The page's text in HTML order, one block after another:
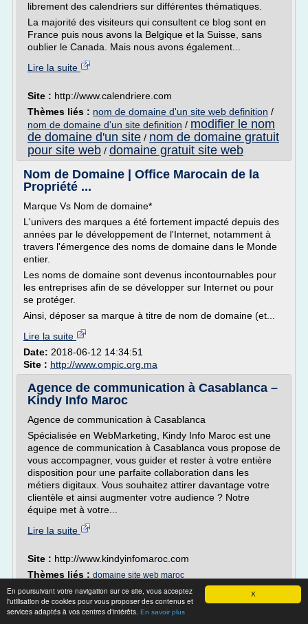
X
En poursuivant votre navigation sur ce site, vous acceptez
l'utilisation de cookies pour vous proposer des contenus et
services adaptés à vos centres d'intérêts. En savoir plus
librement des calendriers sur différentes thématiques.
La majorité des visiteurs qui consultent ce blog sont en
France puis nous avons la Belgique et la Suisse, sans
oublier le Canada. Mais nous avons également...
Lire la suite
Site : http://www.calendriere.com
Thèmes liés : nom de domaine d'un site web definition /
nom de domaine d'un site definition / modifier le nom
de domaine d'un site / nom de domaine gratuit
pour site web / domaine gratuit site web
Nom de Domaine | Office Marocain de la
Propriété ...
Marque Vs Nom de domaine*
L'univers des marques a été fortement impacté depuis des
années par le développement de l'Internet, notamment à
travers l'émergence des noms de domaine dans le Monde
entier.
Les noms de domaine sont devenus incontournables pour
les entreprises afin de se développer sur Internet ou pour
se protéger.
Ainsi, déposer sa marque à titre de nom de domaine (et...
Lire la suite
Date: 2018-06-12 14:34:51
Site : http://www.ompic.org.ma
Agence de communication à Casablanca –
Kindy Info Maroc
Agence de communication à Casablanca
Spécialisée en WebMarketing, Kindy Info Maroc est une
agence de communication à Casablanca vous propose de
vous accompagner, vous guider et rester à votre entière
disposition pour une parfaite collaboration dans les
métiers digitaux. Vous souhaitez attirer davantage votre
clientèle et ainsi augmenter votre audience ? Notre
équipe met à votre...
Lire la suite
Site : http://www.kindyinfomaroc.com
Thèmes liés : domaine site web maroc
Hébergement web, Serveurs et Nom de
domaine au Maroc ...